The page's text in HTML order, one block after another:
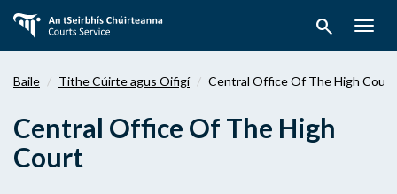
aghaidh
search
Baile Tithe Cúirte agus Oifigí Central Office Of The High Court
Central Office Of The High
Court